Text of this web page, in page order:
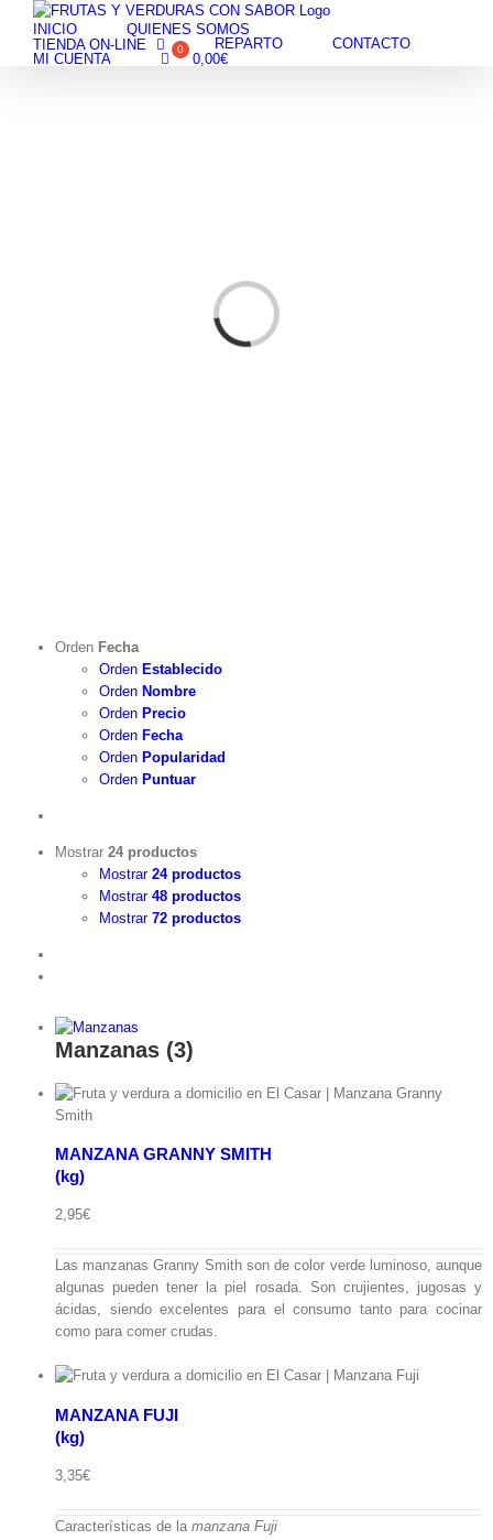
content
INICIO
QUIENES SOMOS
TIENDA ON-LINE
REPARTO
CONTACTO
MI CUENTA
0,00€
Cargando...
Orden Fecha
Orden Establecido
Orden Nombre
Orden Precio
Orden Fecha
Orden Popularidad
Orden Puntuar
Mostrar 24 productos
Mostrar 24 productos
Mostrar 48 productos
Mostrar 72 productos
Manzanas (3)
MANZANA GRANNY SMITH
(kg)
2,95€
Las manzanas Granny Smith son de color verde luminoso, aunque
algunas pueden tener la piel rosada. Son crujientes, jugosas y
ácidas, siendo excelentes para el consumo tanto para cocinar
como para comer crudas.
MANZANA FUJI
(kg)
3,35€
Características de la manzana Fuji